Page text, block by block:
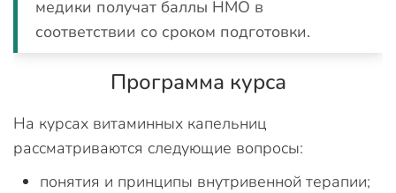
медики получат баллы НМО в
соответствии со сроком подготовки.
Программа курса
На курсах витаминных капельниц
рассматриваются следующие вопросы:
понятия и принципы внутривенной терапии;